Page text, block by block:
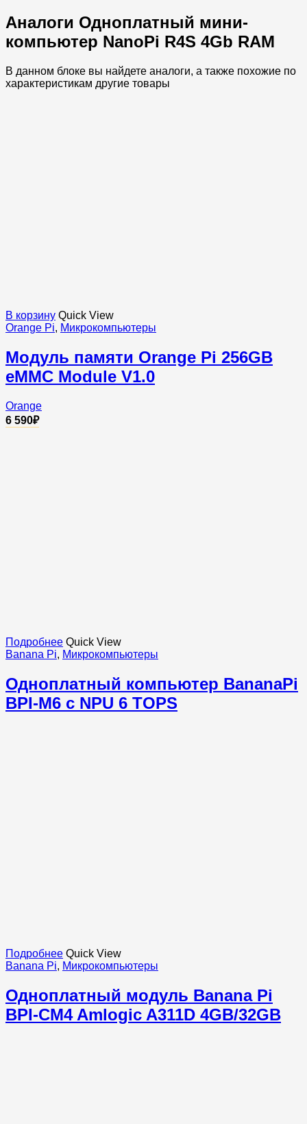
Аналоги Одноплатный мини-
компьютер NanoPi R4S 4Gb RAM
В данном блоке вы найдете аналоги, а также похожие по
характеристикам другие товары
В корзину Quick View
Orange Pi, Микрокомпьютеры
Модуль памяти Orange Pi 256GB
eMMC Module V1.0
Orange
6 590₽
Подробнее Quick View
Banana Pi, Микрокомпьютеры
Одноплатный компьютер BananaPi
BPI-M6 с NPU 6 TOPS
Подробнее Quick View
Banana Pi, Микрокомпьютеры
Одноплатный модуль Banana Pi
BPI-CM4 Amlogic A311D 4GB/32GB